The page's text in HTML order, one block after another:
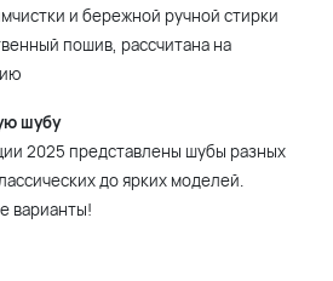
и бережной ручной стирки
пошив, рассчитана на
шубу
2025 представлены шубы разных
до ярких моделей.
варианты!